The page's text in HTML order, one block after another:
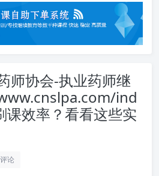
师协会-执业药师继
ind
效率？看看这些实
论